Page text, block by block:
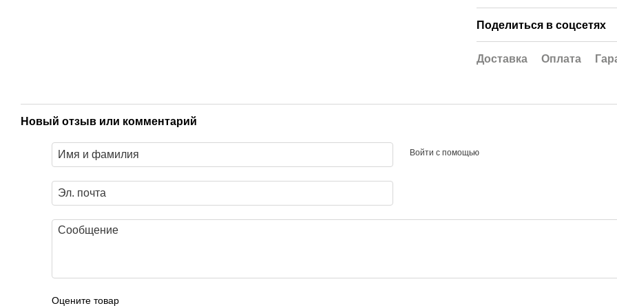
Поделиться в соцсетях
Доставка Оплата
Новый отзыв или комментарий
Войти с помощью
Оцените товар